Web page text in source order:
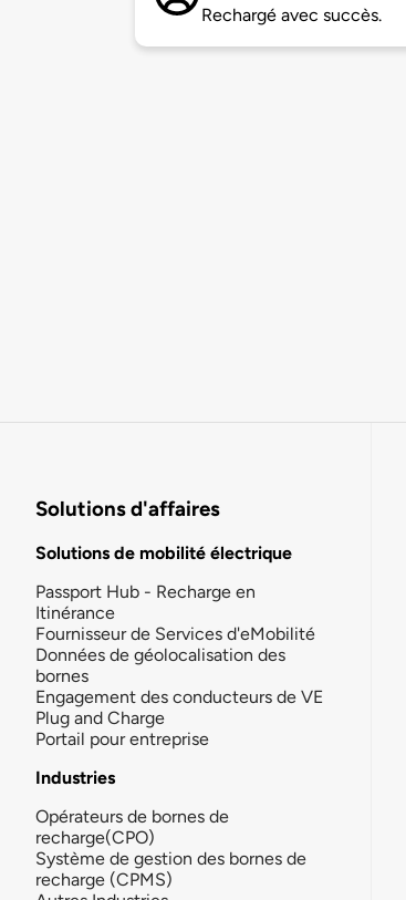
Rechargé avec succès.
Solutions d'affaires
Solutions de mobilité électrique
Passport Hub - Recharge en
Itinérance
Fournisseur de Services d'eMobilité
Données de géolocalisation des
bornes
Engagement des conducteurs de VE
Plug and Charge
Portail pour entreprise
Industries
Opérateurs de bornes de
recharge(CPO)
Système de gestion des bornes de
recharge (CPMS)